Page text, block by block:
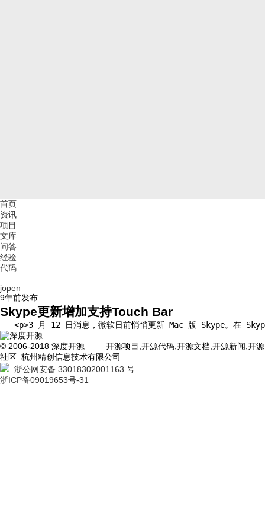
首页
资讯
项目
文库
问答
经验
代码
jopen
9年前发布
Skype更新增加支持Touch Bar
<p>3 月 12 日消息，微软日前悄悄更新 Mac 版 Skype。在
© 2006-2018 深度开源 —— 开源项目,开源代码,开源文档,开源新闻,开源
社区 杭州精创信息技术有限公司
浙公网安备 33018302001163 号
浙ICP备09019653号-31